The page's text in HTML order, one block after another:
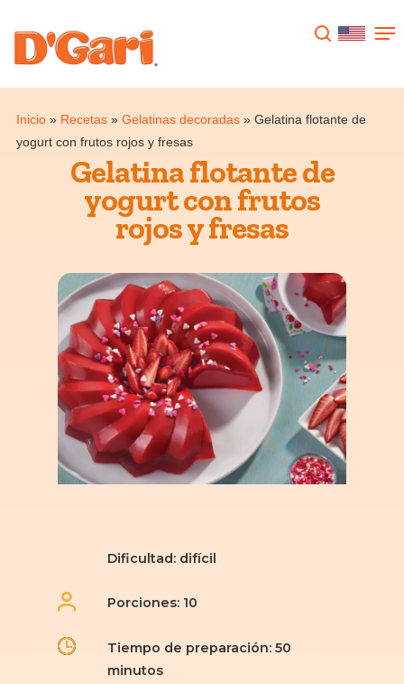
Inicio» Recetas» Gelatinas decoradas» Gelatina flotante de
yogurt con frutos rojos y fresas
Presione enter para buscar o ESC para
Gelatina flotante de
yogurt con frutos
rojos y fresas
Dificultad: difícil
Porciones: 10
Tiempo de preparación: 50
minutos